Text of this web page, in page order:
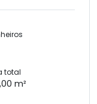
total
m²